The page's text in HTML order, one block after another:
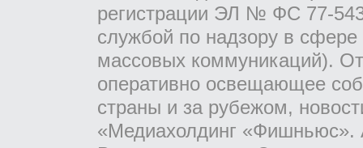
регистрации ЭЛ № ФС 77-
службой по надзору в
массовых коммуникаций).
оперативно освещающее
страны и за рубежом,
«Медиахолдинг «Фишньюс».